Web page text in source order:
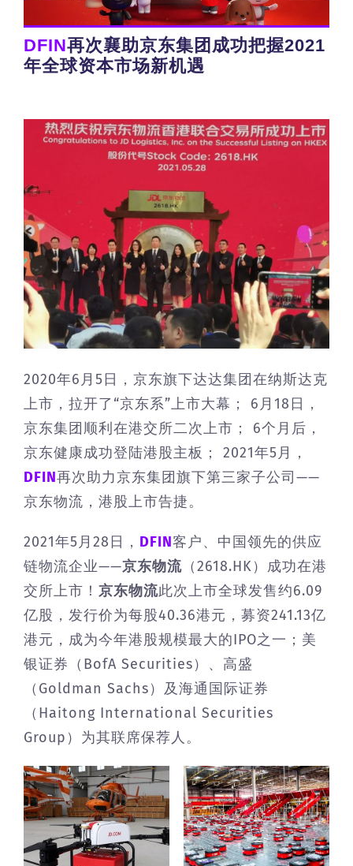
DFIN再次襄助京东集团成功把握2021
年全球资本市场新机遇
2020年6月5日，京东旗下达达集团在纳斯达克
上市，拉开了“京东系”上市大幕； 6月18日，
京东集团顺利在港交所二次上市； 6个月后，
京东健康成功登陆港股主板； 2021年5月，
DFIN再次助力京东集团旗下第三家子公司——
京东物流，港股上市告捷。
2021年5月28日， DFIN客户、中国领先的供应
链物流企业——京东物流 （2618.HK）成功在港
交所上市！ 京东物流此次上市全球发售约6.09
亿股，发行价为每股40.36港元，募资241.13亿
港元，成为今年港股规模最大的IPO之一；美
银证券（BofA Securities）、高盛
（Goldman Sachs）及海通国际证券
（Haitong International Securities
Group）为其联席保荐人。